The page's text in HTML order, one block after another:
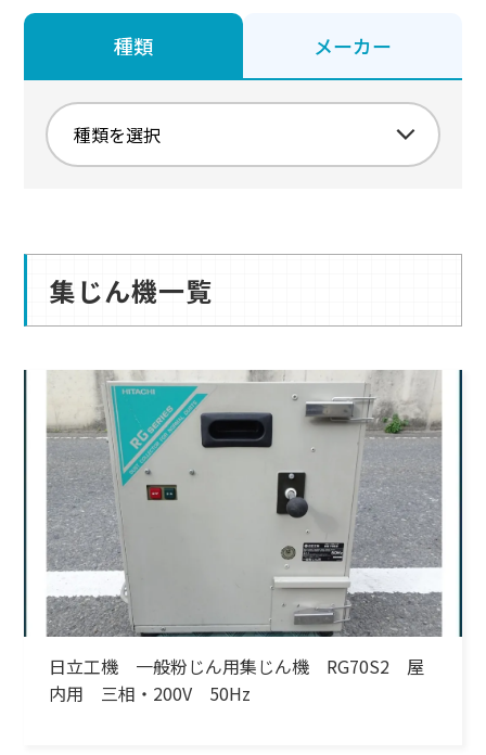
種類 メーカー
集じん機一覧
日立工機 一般粉じん用集じん機 RG70S2 屋
内用 三相・200V 50Hz